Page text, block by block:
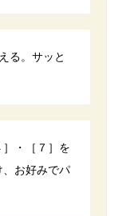
る。サッと
・［７］を
お好みでパ